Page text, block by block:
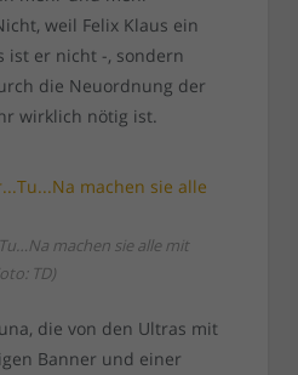
weil Felix Klaus ein
ist er nicht -, sondern
die Neuordnung der
wirklich nötig ist.
machen sie alle mit
TD)
die von den Ultras mit
Banner und einer